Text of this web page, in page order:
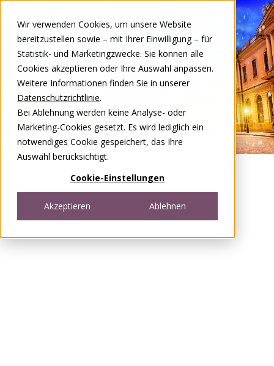
Wir verwenden Cookies, um unsere Website
bereitzustellen sowie – mit Ihrer Einwilligung – für
Statistik- und Marketingzwecke. Sie können alle
Cookies akzeptieren oder Ihre Auswahl anpassen.
Weitere Informationen finden Sie in unserer
Datenschutzrichtlinie.
Bei Ablehnung werden keine Analyse- oder
Marketing-Cookies gesetzt. Es wird lediglich ein
notwendiges Cookie gespeichert, das Ihre
Auswahl berücksichtigt.
Cookie-Einstellungen
Akzeptieren Ablehnen
DEFR
Open menu